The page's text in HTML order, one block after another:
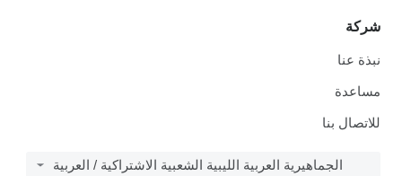
شركة
نبذة عنا
مساعدة
للاتصال بنا
الجماهيرية العربية الليبية الشعبية الاشتراكية / العربية